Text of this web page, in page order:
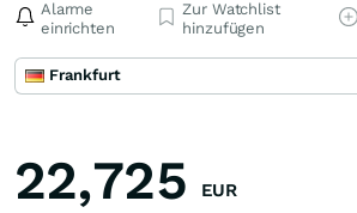
Alarme
einrichten
Zur Watchlist
hinzufügen
Frankfurt
22,725 EUR